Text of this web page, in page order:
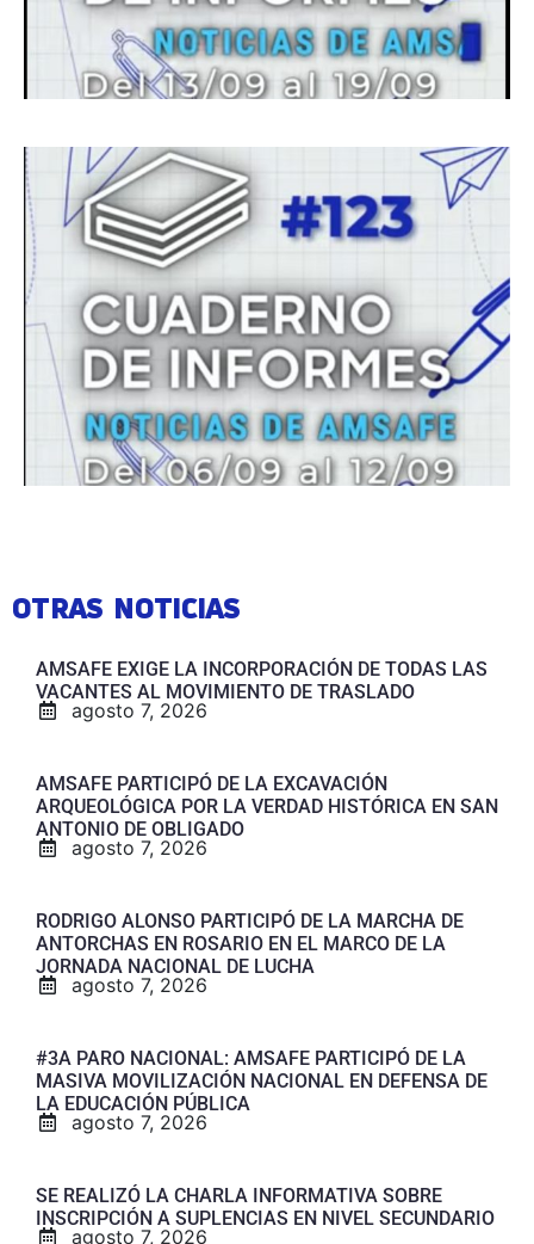
OTRAS NOTICIAS
AMSAFE EXIGE LA INCORPORACIÓN DE TODAS LAS
VACANTES AL MOVIMIENTO DE TRASLADO
agosto 7, 2026
AMSAFE PARTICIPÓ DE LA EXCAVACIÓN
ARQUEOLÓGICA POR LA VERDAD HISTÓRICA EN SAN
ANTONIO DE OBLIGADO
agosto 7, 2026
RODRIGO ALONSO PARTICIPÓ DE LA MARCHA DE
ANTORCHAS EN ROSARIO EN EL MARCO DE LA
JORNADA NACIONAL DE LUCHA
agosto 7, 2026
#3A PARO NACIONAL: AMSAFE PARTICIPÓ DE LA
MASIVA MOVILIZACIÓN NACIONAL EN DEFENSA DE
LA EDUCACIÓN PÚBLICA
agosto 7, 2026
SE REALIZÓ LA CHARLA INFORMATIVA SOBRE
INSCRIPCIÓN A SUPLENCIAS EN NIVEL SECUNDARIO
agosto 7, 2026